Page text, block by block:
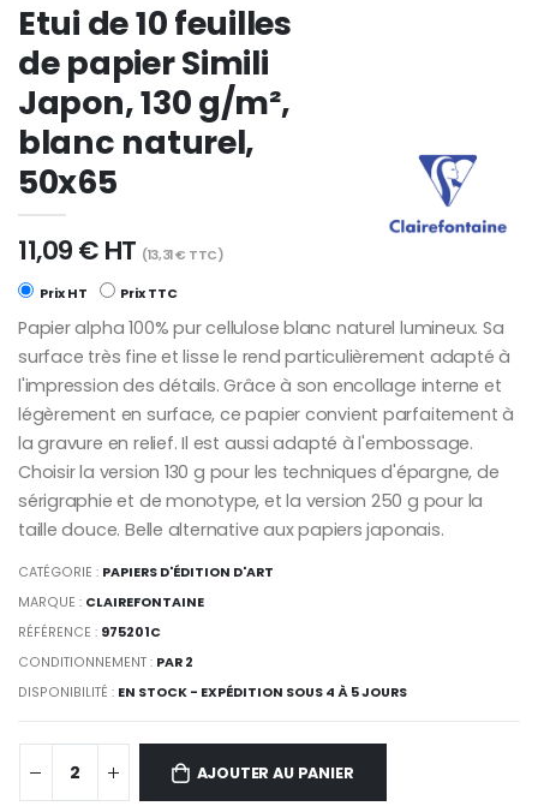
Etui de 10 feuilles
de papier Simili
Japon, 130 g/m²,
blanc naturel,
50x65
11,09 € HT (13,31 € TTC)
Prix HT Prix TTC
Papier alpha 100% pur cellulose blanc naturel lumineux. Sa
surface très fine et lisse le rend particulièrement adapté à
l'impression des détails. Grâce à son encollage interne et
légèrement en surface, ce papier convient parfaitement à
la gravure en relief. Il est aussi adapté à l'embossage.
Choisir la version 130 g pour les techniques d'épargne, de
sérigraphie et de monotype, et la version 250 g pour la
taille douce. Belle alternative aux papiers japonais.
CATÉGORIE : PAPIERS D'ÉDITION D'ART
MARQUE : CLAIREFONTAINE
RÉFÉRENCE : 975201C
CONDITIONNEMENT : PAR 2
DISPONIBILITÉ : EN STOCK - EXPÉDITION SOUS 4 À 5 JOURS
AJOUTER AU PANIER